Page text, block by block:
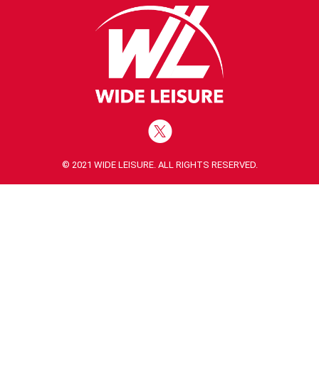
© 2021 WIDE LEISURE. ALL RIGHTS RESERVED.